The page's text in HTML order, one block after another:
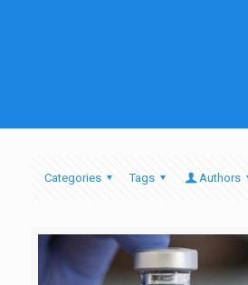
Categories Tags Authors